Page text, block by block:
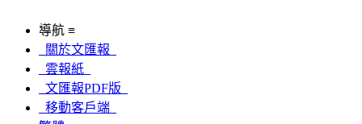
導航 ≡
關於文匯報
雲報紙
文匯報PDF版
移動客戶端